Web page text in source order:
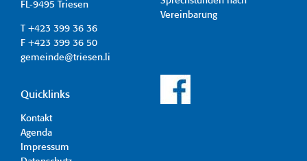
FL-9495 Triesen
T +423 399 36 36
F +423 399 36 50
gemeinde@triesen.li
Vereinbarung
Quicklinks
Kontakt
Agenda
Impressum